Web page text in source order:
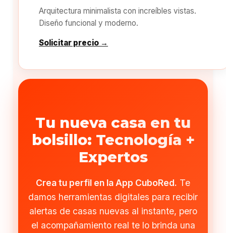
Arquitectura minimalista con increíbles vistas.
Diseño funcional y moderno.
Solicitar precio →
Tu nueva casa en tu
bolsillo: Tecnología +
Expertos
Crea tu perfil en la App CuboRed. Te
damos herramientas digitales para recibir
alertas de casas nuevas al instante, pero
el acompañamiento real te lo brinda una